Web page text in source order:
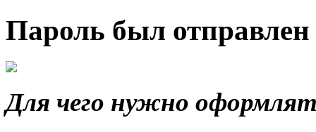
Пароль был
Для чего нужно